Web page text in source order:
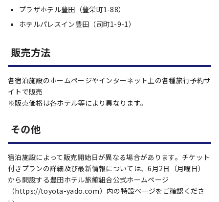
プラザホテル豊田（豊栄町1-88）
ホテルパレスイン豊田（司町1-9-1）
販売方法
各宿泊施設のホームページやインターネット上の各種旅行予約サ
イトで販売
※販売価格は各ホテル等により異なります。
その他
宿泊施設によって販売開始日が異なる場合があります。チケット
付きプランの詳細及び最新情報については、6月2日（月曜日）
から開設する豊田ホテル旅館組合公式ホームページ
（https://toyota-yado.com）内の特設ページをご確認くださ